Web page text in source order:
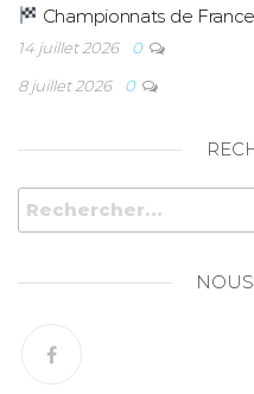
Championnats de
14 juillet 2026
0
8 juillet 2026
0